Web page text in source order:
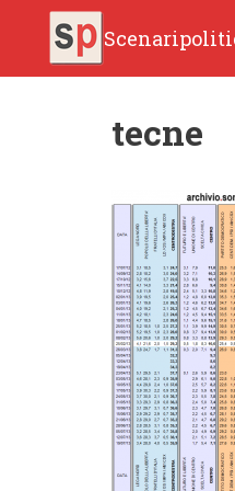
tecne